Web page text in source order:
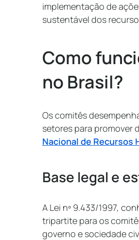
implementação de
sustentável dos
Como
no Brasil?
Os comitês
setores para promover
Nacional de Recursos
Base legal e
A Lei nº 9.433/1997,
tripartite para os
governo e sociedade